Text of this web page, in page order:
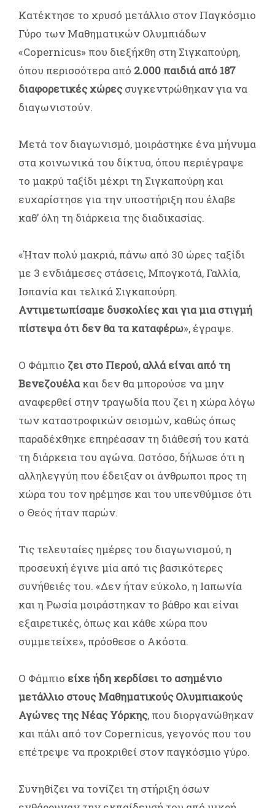
Κατέκτησε το χρυσό μετάλλιο στον Παγκόσμιο
Γύρο των Μαθηματικών Ολυμπιάδων
«Copernicus» που διεξήχθη στη Σιγκαπούρη,
όπου περισσότερα από 2.000 παιδιά από 187
διαφορετικές χώρεςσυγκεντρώθηκαν για να
διαγωνιστούν.
Μετά τον διαγωνισμό, μοιράστηκε ένα μήνυμα
στα κοινωνικά του δίκτυα, όπου περιέγραψε
το μακρύ ταξίδι μέχρι τη Σιγκαπούρη και
ευχαρίστησε για την υποστήριξη που έλαβε
καθ’ όλη τη διάρκεια της διαδικασίας.
«Ήταν πολύ μακριά, πάνω από 30 ώρες ταξίδι
με 3 ενδιάμεσες στάσεις, Μπογκοτά, Γαλλία,
Ισπανία και τελικά Σιγκαπούρη.
Αντιμετωπίσαμε δυσκολίες και για μια στιγμή
πίστεψα ότι δεν θα τα καταφέρω», έγραψε.
Ο Φάμπιο ζει στο Περού, αλλά είναι από τη
Βενεζουέλακαι δεν θα μπορούσε να μην
αναφερθεί στην τραγωδία που ζει η χώρα λόγω
των καταστροφικών σεισμών, καθώς όπως
παραδέχθηκε επηρέασαν τη διάθεσή του κατά
τη διάρκεια του αγώνα. Ωστόσο, δήλωσε ότι η
αλληλεγγύη που έδειξαν οι άνθρωποι προς τη
χώρα του τον ηρέμησε και του υπενθύμισε ότι
ο Θεός ήταν παρών.
Τις τελευταίες ημέρες του διαγωνισμού, η
προσευχή έγινε μία από τις βασικότερες
συνήθειές του. «Δεν ήταν εύκολο, η Ιαπωνία
και η Ρωσία μοιράστηκαν το βάθρο και είναι
εξαιρετικές, όπως και κάθε χώρα που
συμμετείχε», πρόσθεσε ο Ακόστα.
Ο Φάμπιο είχε ήδη κερδίσει το ασημένιο
μετάλλιο στους Μαθηματικούς Ολυμπιακούς
Αγώνες της Νέας Υόρκης, που διοργανώθηκαν
και πάλι από τον Copernicus, γεγονός που του
επέτρεψε να προκριθεί στον παγκόσμιο γύρο.
Συνηθίζει να τονίζει τη στήριξη όσων